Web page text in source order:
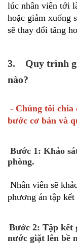
lúc nhân viên tới
hoặc giảm xuống
sẽ thay đổi tăng
3. Quy trình
nào?
- Chúng tôi chia
bước cơ bản và
Bước 1: Khảo
phòng.
Nhân viên sẽ
phương án tập kết
Bước 2: Tập kết
nước giặt lên bề